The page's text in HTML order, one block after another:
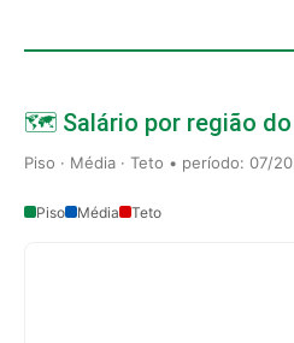
🗺️ Salário por região do
Piso · Média · Teto • período: 07/
Piso Média Teto